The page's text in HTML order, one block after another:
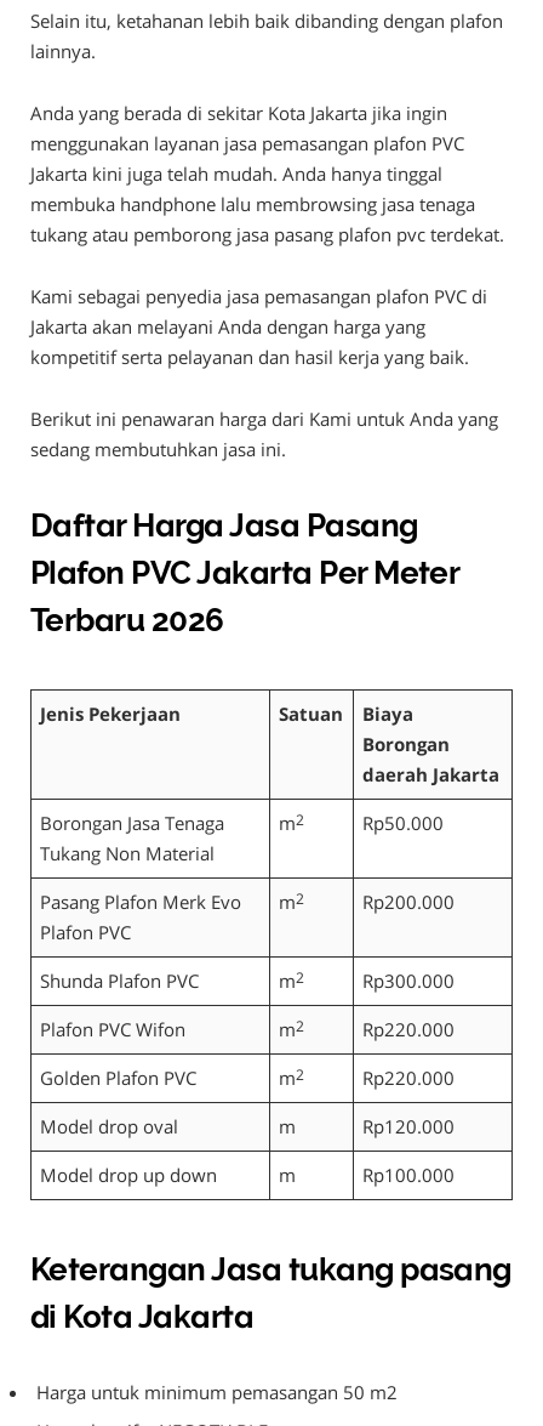
Selain itu, ketahanan lebih baik dibanding dengan plafon
lainnya.
Anda yang berada di sekitar Kota Jakarta jika ingin
menggunakan layanan jasa pemasangan plafon PVC
Jakarta kini juga telah mudah. Anda hanya tinggal
membuka handphone lalu membrowsing jasa tenaga
tukang atau pemborong jasa pasang plafon pvc terdekat.
Kami sebagai penyedia jasa pemasangan plafon PVC di
Jakarta akan melayani Anda dengan harga yang
kompetitif serta pelayanan dan hasil kerja yang baik.
Berikut ini penawaran harga dari Kami untuk Anda yang
sedang membutuhkan jasa ini.
Daftar Harga Jasa Pasang
Plafon PVC Jakarta Per Meter
Terbaru 2026
Jenis Pekerjaan Satuan
Biaya
Borongan
daerah Jakarta
Borongan Jasa Tenaga
Tukang Non Material
m2 Rp50.000
Pasang Plafon Merk Evo
Plafon PVC
m2 Rp200.000
Shunda Plafon PVC m2
Rp300.000
Plafon PVC Wifon
m2
Rp220.000
Golden Plafon PVC
m2
Rp220.000
Model drop oval
m
Rp120.000
Model drop up down
m Rp100.000
Keterangan Jasa tukang pasang
di Kota Jakarta
Harga untuk minimum pemasangan 50 m2